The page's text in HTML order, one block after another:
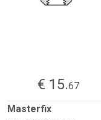
€ 15.67
Masterfix